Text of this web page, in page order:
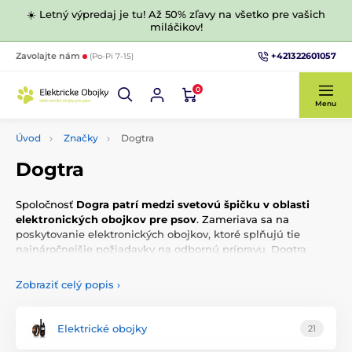
☀️ Letný výpredaj je tu! Až 50% zľavy na všetko pre vašich
miláčikov!
Zavolajte nám (Po-Pi 7-15) +421322601057
0
Menu
Úvod Značky Dogtra
Dogtra
Spoločnosť Dogra patrí medzi svetovú špičku v oblasti
elektronických obojkov pre psov. Zameriava sa na
poskytovanie elektronických obojkov, ktoré splňujú tie
najnáročnejšie požiadavky na odbornú prípravu. Dogtra
ohradníkov pre malé plemená psov, ale aj pre tie najväčšie.
a užívateľsky príjemné výrobky.
môžeme všimnúť dokonalého prevedenia a prepracovania
Zobraziť celý popis ›
Elektrické obojky 21